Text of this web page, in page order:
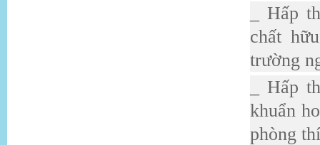
_ Hấp
chất
trường
_ Hấp
khuẩn
phòng